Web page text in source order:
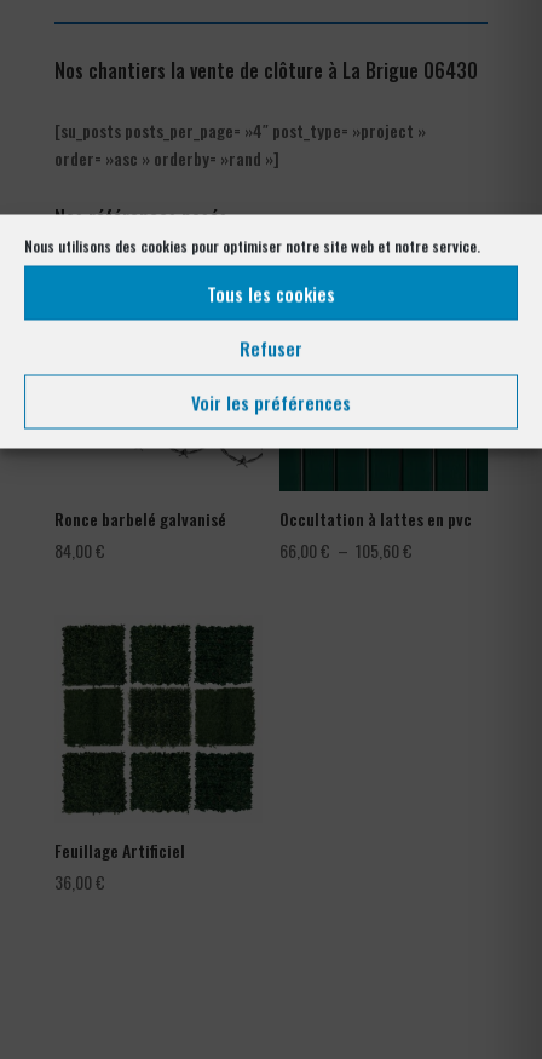
Nous utilisons des cookies pour optimiser notre site web et notre service.
Tous les cookies
Refuser
Voir les préférences
Nos chantiers la vente de clôture à La Brigue 06430
[su_posts posts_per_page= »4″ post_type= »project »
order= »asc » orderby= »rand »]
Nos références posés
à La Brigue 06430
Ronce barbelé galvanisé
84,00€
Occultation à lattes en pvc
66,00€ – 105,60€
Feuillage Artificiel
36,00€